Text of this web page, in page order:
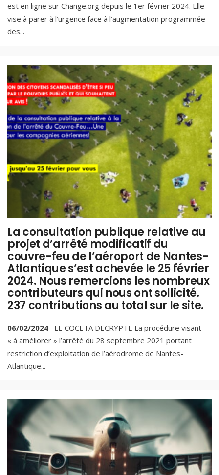
est en ligne sur Change.org depuis le 1er février 2024. Elle
vise à parer à l’urgence face à l’augmentation programmée
des...
La consultation publique relative au
projet d’arrêté modificatif du
couvre-feu de l’aéroport de Nantes-
Atlantique s’est achevée le 25 février
2024. Nous remercions les nombreux
contributeurs qui nous ont sollicité.
237 contributions au total sur le site.
06/02/2024
LE COCETA DECRYPTE La procédure visant
« à améliorer » l’arrêté du 28 septembre 2021 portant
restriction d’exploitation de l’aérodrome de Nantes-
Atlantique...